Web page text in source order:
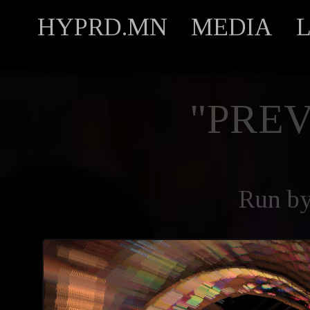
HYPRD.MN MEDIA
Run